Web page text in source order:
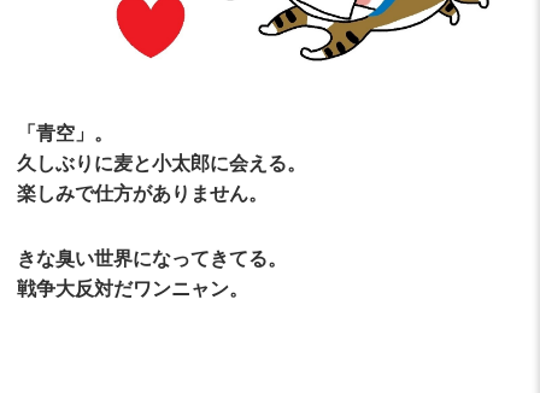
「青空」。
久しぶりに麦と小太郎に会える。
楽しみで仕方がありません。
きな臭い世界になってきてる。
戦争大反対だワンニャン。